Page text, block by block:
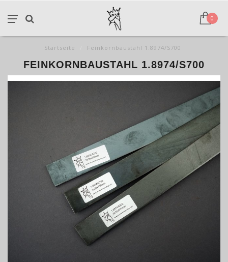
0
Startseite Feinkornbaustahl 1.8974/S700
FEINKORNBAUSTAHL 1.8974/S700